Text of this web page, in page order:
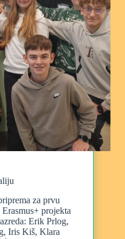
za prvu
projekta
Erik Prlog,
Iris Kiš, Klara